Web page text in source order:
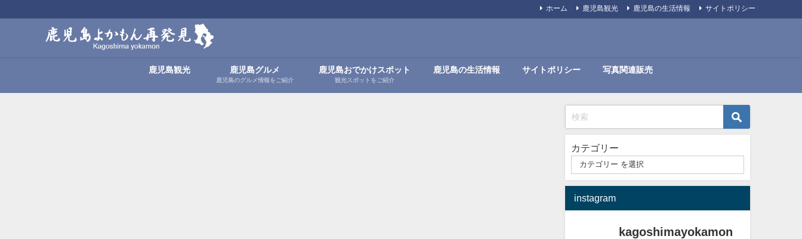
ホーム 鹿児島観光 鹿児島の生活情報 サイトポリシー
鹿児島観光 鹿児島グルメ
鹿児島のグルメ情報をご紹介
鹿児島おでかけスポット
観光スポットをご紹介
鹿児島の生活情報 サイトポリシー 写真関連販売
カテゴリー
instagram
kagoshimayokamon